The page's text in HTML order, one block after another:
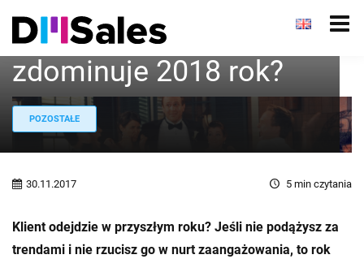
zaangażowanie
zdominuje 2018 rok?
POZOSTAŁE
5 min czytania
30.11.2017
Klient odejdzie w przyszłym roku? Jeśli nie podążysz za
trendami i nie rzucisz go w nurt zaangażowania, to rok